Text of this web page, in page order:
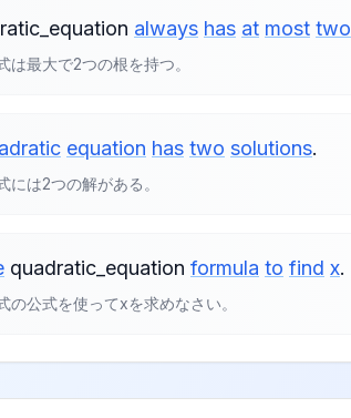
always has at most two
は最大で2つの根を持つ。
equation has two solutions.
には2つの解がある。
quadratic_equation formula to find x.
の公式を使ってxを求めなさい。